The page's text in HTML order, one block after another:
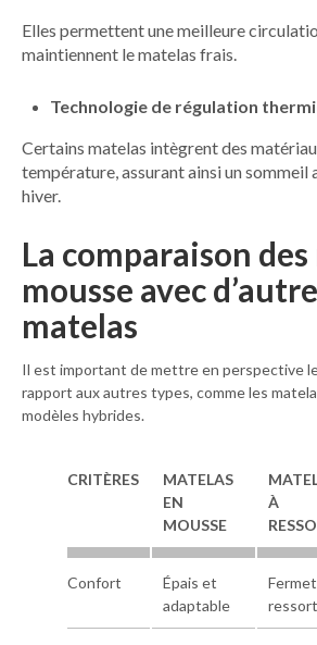
Elles permettent une meilleure
maintiennent le matelas frais.
Technologie de régulation
Certains matelas intègrent des
température, assurant ainsi un sommeil
hiver.
La comparaison
mousse avec
matelas
Il est important de mettre en perspective
rapport aux autres types, comme les
modèles hybrides.
CRITÈRES
MATELAS
EN
MOUSSE
À
Confort
Épais et
adaptable